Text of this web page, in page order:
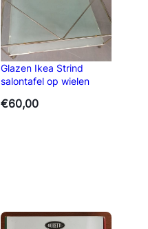
Glazen Ikea Strind
salontafel op wielen
€60,00